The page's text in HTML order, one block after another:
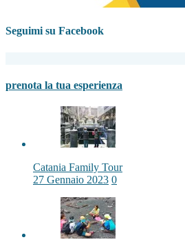
Seguimi su Facebook
prenota la tua esperienza
Catania Family Tour
27 Gennaio 2023 0